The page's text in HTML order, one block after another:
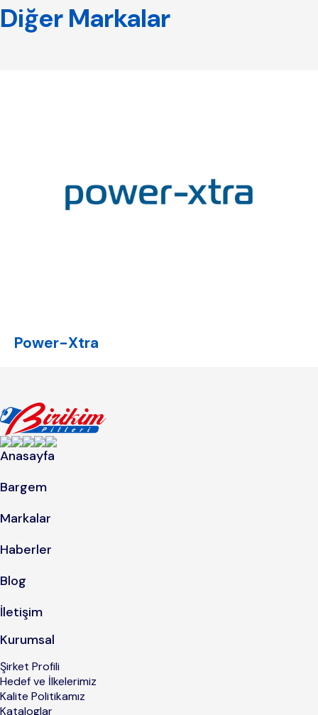
Diğer Markalar
Power-Xtra
Anasayfa
Bargem
Markalar
Haberler
Blog
İletişim
Kurumsal
Şirket Profili
Hedef ve İlkelerimiz
Kalite Politikamız
Kataloglar